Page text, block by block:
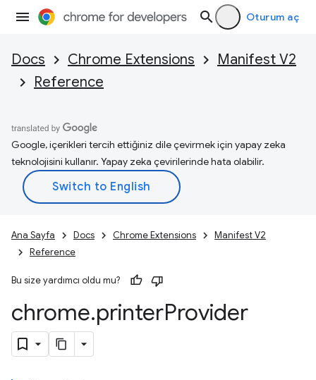
Oturum aç
Docs Chrome Extensions
Manifest V2
Reference
Google, içerikleri tercih ettiğiniz dile çevirmek için yapay zeka
teknolojisini kullanır. Yapay zeka çevirilerinde hata olabilir.
Ana Sayfa Docs Chrome Extensions
Manifest V2
Reference
Bu size yardımcı oldu mu?
chrome.printerProvider